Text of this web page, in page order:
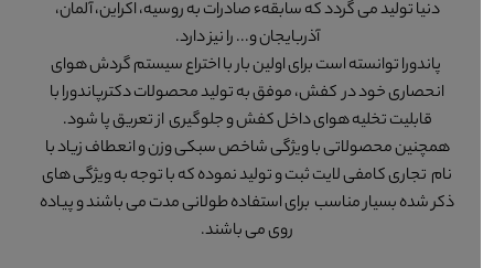
دنیا تولید می گردد که سابقهء صادرات به روسیه، اکراین، آلمان،
آذربایجان و... را نیز دارد.
پاندورا توانسته است برای اولین بار با اختراع سیستم گردش هوای
انحصاری خود در کفش، موفق به تولید محصولات دکترپاندورا با
قابلیت تخلیه هوای داخل کفش و جلوگیری از تعریق پا شود.
همچنین محصولاتی با ویژگی شاخص سبکی وزن و انعطاف زیاد با
نام تجاری کامفی لایت ثبت و تولید نموده که با توجه به ویژگی های
ذکر شده بسیار مناسب برای استفاده طولانی مدت می باشند و پیاده
روی می باشند.